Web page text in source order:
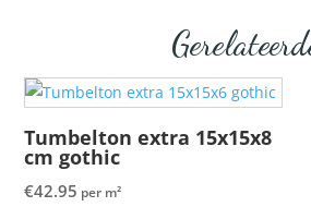
Tumbelton extra 15x15x8
cm gothic
€42.95 per m²